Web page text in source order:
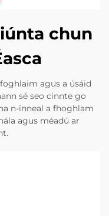
chun
agus a úsáid
sé seo cinnte go
n-inneal a fhoghlam
agus méadú ar